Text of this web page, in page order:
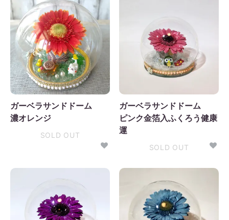
ガーベラサンドドーム
濃オレンジ
SOLD OUT
ガーベラサンドドーム
ピンク金箔入ふくろう健康
運
SOLD OUT